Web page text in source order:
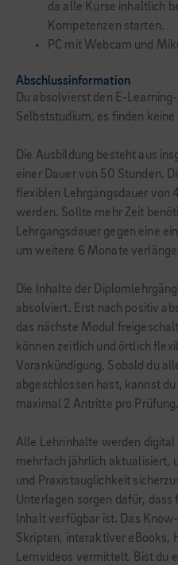
da alle Kurse inhaltlich
Kompetenzen starten.
PC mit Webcam und
Abschlussinformation
Du absolvierst den E-
Selbststudium, es finden
Die Ausbildung besteht aus
einer Dauer von 50 Stunden.
flexiblen Lehrgangsdauer von
werden. Sollte mehr Zeit
Lehrgangsdauer gegen eine
um weitere 6 Monate
Die Inhalte der
absolviert. Erst nach positiv
das nächste Modul
können zeitlich und örtlich
Vorankündigung. Sobald du
abgeschlossen hast, kannst
maximal 2 Antritte pro Prüfung.
Alle Lehrinhalte werden
mehrfach jährlich aktualisiert,
und Praxistauglichkeit
Unterlagen sorgen dafür, dass
Inhalt verfügbar ist. Das
Skripten, interaktiver eBooks,
Lernvideos vermittelt. Bist du